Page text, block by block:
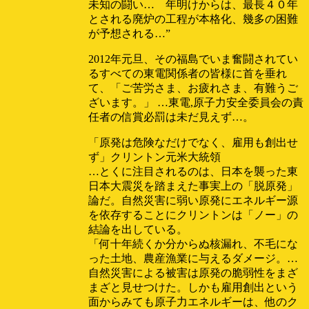
未知の闘い… 年明けからは、最長４０年
とされる廃炉の工程が本格化、幾多の困難
が予想される…”
2012年元旦、その福島でいま奮闘されてい
るすべての東電関係者の皆様に首を垂れ
て、「ご苦労さま、お疲れさま、有難うご
ざいます。」 …東電,原子力安全委員会の責
任者の信賞必罰は未だ見えず…。
「原発は危険なだけでなく、雇用も創出せ
ず」クリントン元米大統領
…とくに注目されるのは、日本を襲った東
日本大震災を踏まえた事実上の「脱原発」
論だ。自然災害に弱い原発にエネルギー源
を依存することにクリントンは「ノー」の
結論を出している。
「何十年続くか分からぬ核漏れ、不毛にな
った土地、農産漁業に与えるダメージ。…
自然災害による被害は原発の脆弱性をまざ
まざと見せつけた。しかも雇用創出という
面からみても原子力エネルギーは、他のク